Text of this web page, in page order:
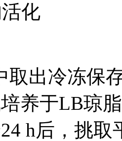
化
出冷冻保
养于LB琼
h后，挑